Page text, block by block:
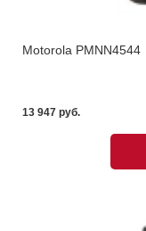
Motorola PMNN4544
13 947 pуб.